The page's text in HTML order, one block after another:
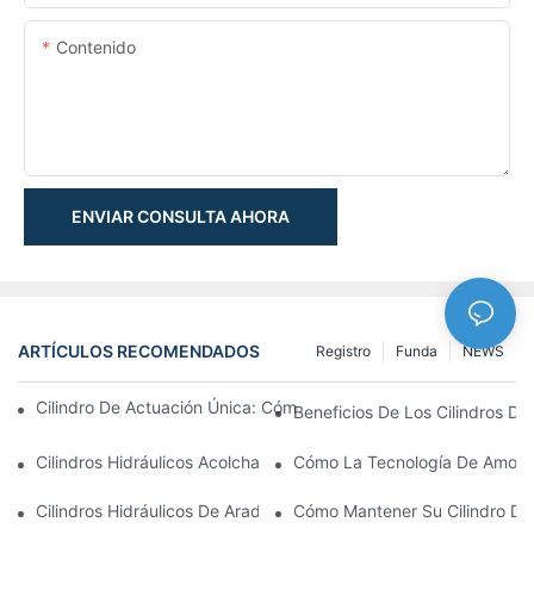
Contenido
ENVIAR CONSULTA AHORA
ARTÍCULOS RECOMENDADOS NEWS
Funda
Registro
Cilindro De Actuación Única: Cómo Funciona & Aplicaciones
Beneficios De Los Cilindros
Cilindros Hidráulicos Acolchados: Impacto Reductor &
Cómo La Tecnología De
Cilindros Hidráulicos De Arado De Nieve: Características Clave
Cómo Mantener Su Cilindro